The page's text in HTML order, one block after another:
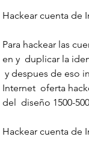
Hackear cuenta de
Para hackear las
en y  duplicar la
Internet  oferta
del  diseño 1500-
Hackear cuenta de